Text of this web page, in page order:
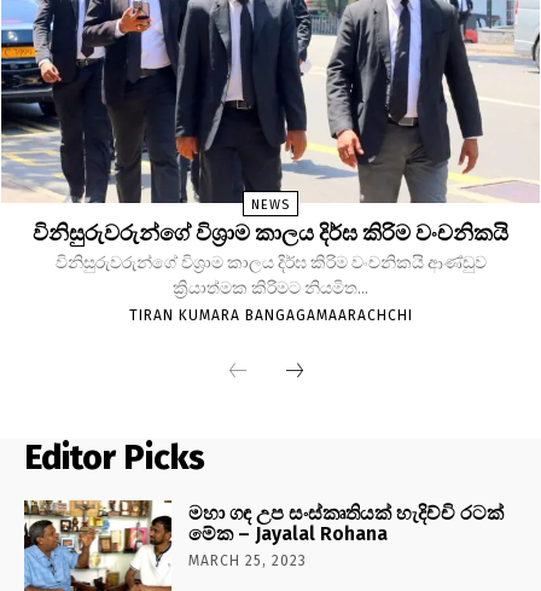
NEWS
විනිසුරුවරුන්ගේ විශ්‍රාම කාලය දිර්ඝ කිරිම වංචනිකයි
විනිසුරුවරුන්ගේ විශ්‍රාම කාලය දිර්ඝ කිරිම වංචනිකයි ආණ්ඩුව
ක්‍රියාත්මක කිරිමට නියමිත...
TIRAN KUMARA BANGAGAMAARACHCHI
Editor Picks
මහා ගඳ උප සංස්කෘතියක් හැදිච්චි රටක්
මේක – Jayalal Rohana
MARCH 25, 2023